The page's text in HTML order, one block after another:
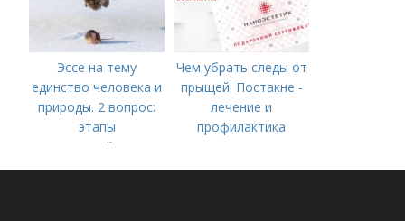
Эссе на тему
единство человека и
природы. 2 вопрос:
этапы
взаимодействия
природного и
Чем убрать следы от
прыщей. Постакне -
лечение и
профилактика